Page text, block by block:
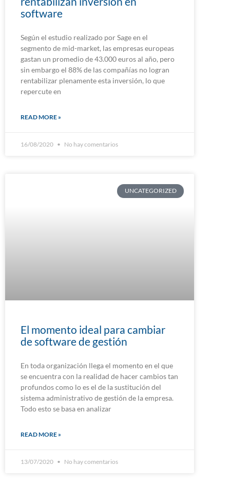
software
Según el estudio realizado por Sage en el
segmento de mid-market, las empresas europeas
gastan un promedio de 43.000 euros al año, pero
sin embargo el 88% de las compañías no logran
rentabilizar plenamente esta inversión, lo que
repercute en
READ MORE »
16/08/2020 No hay comentarios
UNCATEGORIZED
El momento ideal para cambiar
de software de gestión
En toda organización llega el momento en el que
se encuentra con la realidad de hacer cambios tan
profundos como lo es el de la sustitución del
sistema administrativo de gestión de la empresa.
Todo esto se basa en analizar
READ MORE »
13/07/2020 No hay comentarios